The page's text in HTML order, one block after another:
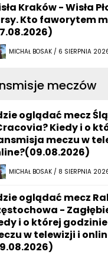
Kraków - Wisła
Kto faworytem
MICHAŁ BOSAK / 6 SIERPNIA
meczów
oglądać mecz
Kiedy i o
meczu w
MICHAŁ BOSAK / 8 SIERPNIA
oglądać mecz
-
i o której
w telewizji i